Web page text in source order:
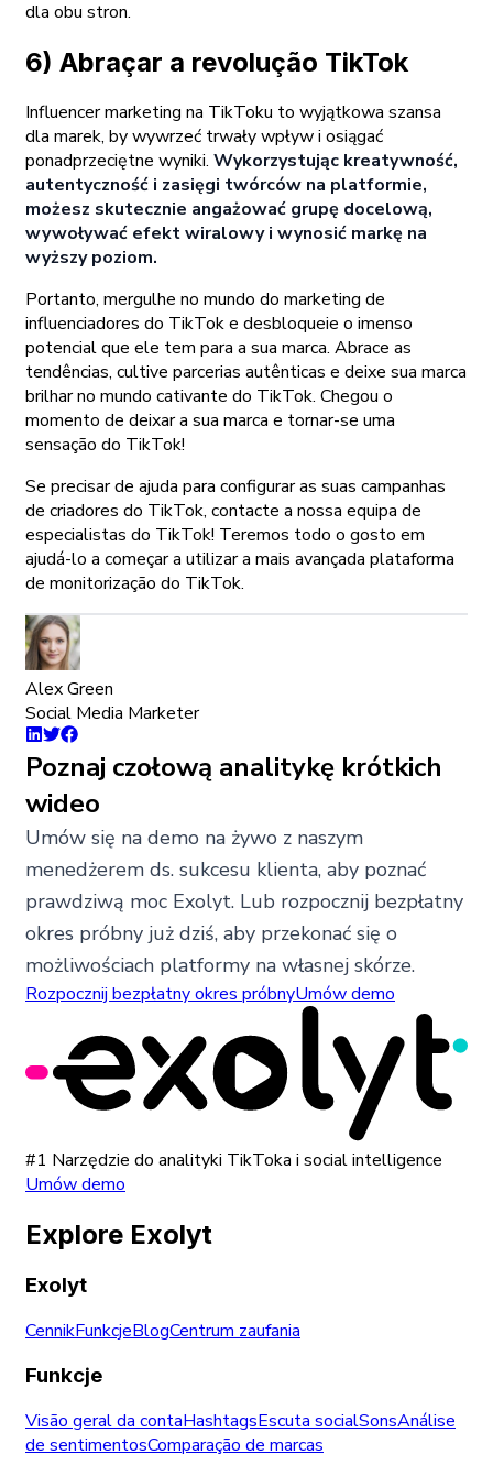
dla obu stron.
6) Abraçar a revolução TikTok
Influencer marketing na TikToku to wyjątkowa szansa
dla marek, by wywrzeć trwały wpływ i osiągać
ponadprzeciętne wyniki. Wykorzystując kreatywność,
autentyczność i zasięgi twórców na platformie,
możesz skutecznie angażować grupę docelową,
wywoływać efekt wiralowy i wynosić markę na
wyższy poziom.
Portanto, mergulhe no mundo do marketing de
influenciadores do TikTok e desbloqueie o imenso
potencial que ele tem para a sua marca. Abrace as
tendências, cultive parcerias autênticas e deixe sua marca
brilhar no mundo cativante do TikTok. Chegou o
momento de deixar a sua marca e tornar-se uma
sensação do TikTok!
Se precisar de ajuda para configurar as suas campanhas
de criadores do TikTok, contacte a nossa equipa de
especialistas do TikTok! Teremos todo o gosto em
ajudá-lo a começar a utilizar a mais avançada plataforma
de monitorização do TikTok.
Alex Green
Social Media Marketer
Poznaj czołową analitykę krótkich
wideo
Umów się na demo na żywo z naszym
menedżerem ds. sukcesu klienta, aby poznać
prawdziwą moc Exolyt. Lub rozpocznij bezpłatny
okres próbny już dziś, aby przekonać się o
możliwościach platformy na własnej skórze.
Rozpocznij bezpłatny okres próbnyUmów demo
#1 Narzędzie do analityki TikToka i social intelligence
Umów demo
Explore Exolyt
Exolyt
CennikFunkcjeBlogCentrum zaufania
Funkcje
Visão geral da contaHashtagsEscuta socialSonsAnálise
de sentimentosComparação de marcas